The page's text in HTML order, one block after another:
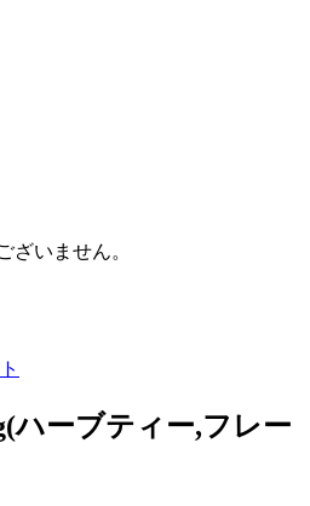
ざいません。
ハーブティー,フレー